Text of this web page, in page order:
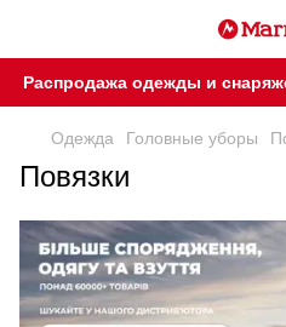
Распродажа одежды и
Одежда Головные уборы
Повязки